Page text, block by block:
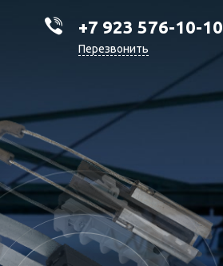
+7 923 576-10-10
Перезвонить